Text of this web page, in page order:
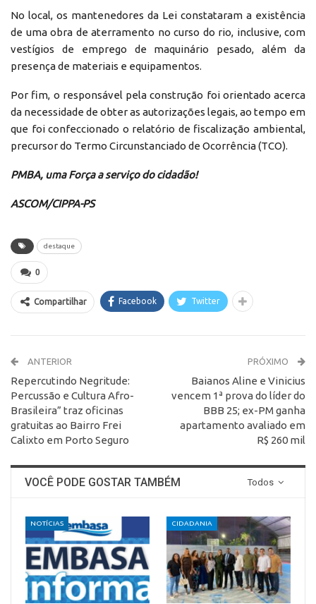
No local, os mantenedores da Lei constataram a existência
de uma obra de aterramento no curso do rio, inclusive, com
vestígios de emprego de maquinário pesado, além da
presença de materiais e equipamentos.
Por fim, o responsável pela construção foi orientado acerca
da necessidade de obter as autorizações legais, ao tempo em
que foi confeccionado o relatório de fiscalização ambiental,
precursor do Termo Circunstanciado de Ocorrência (TCO).
PMBA, uma Força a serviço do cidadão!
ASCOM/CIPPA-PS
destaque
0
Compartilhar Facebook Twitter
ANTERIOR
Repercutindo Negritude:
Percussão e Cultura Afro-
Brasileira” traz oficinas
gratuitas ao Bairro Frei
Calixto em Porto Seguro
PRÓXIMO
Baianos Aline e Vinicius
vencem 1ª prova do líder do
BBB 25; ex-PM ganha
apartamento avaliado em
R$ 260 mil
Todos
VOCÊ PODE GOSTAR TAMBÉM
NOTÍCIAS CIDADANIA